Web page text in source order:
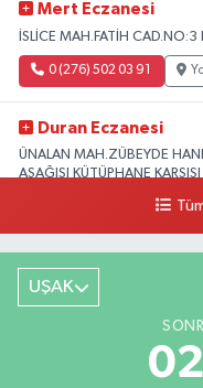
Mert Eczanesi
İSLİCE MAH.FATİH CAD.NO:3
0 (276) 502 03 91
Duran Eczanesi
ÜNALAN MAH.ZÜBEYDE
AŞAĞISI KÜTÜPHANE KARŞISI
UŞAK